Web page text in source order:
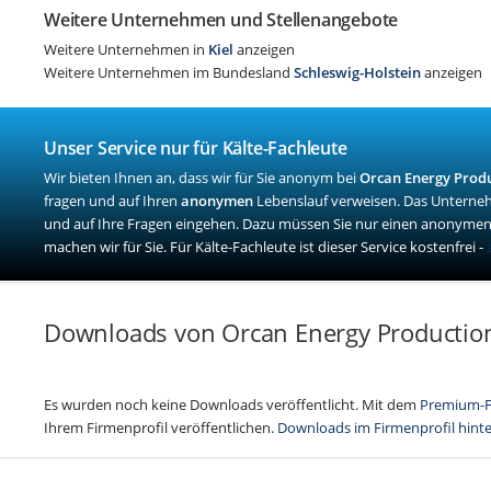
Weitere Unternehmen und Stellenangebote
Weitere Unternehmen in Kiel anzeigen
Weitere Unternehmen im Bundesland Schleswig-Holsteinanzeigen
Unser Service nur für Kälte-Fachleute
Wir bieten Ihnen an, dass wir für Sie anonym beiOrcan Energy
fragen und auf Ihren anonymen Lebenslauf verweisen. Das
und auf Ihre Fragen eingehen. Dazu müssen Sie nur einen
machen wir für Sie. Für Kälte-Fachleute ist dieser Service kostenfrei -
Downloads von Orcan Energy
Es wurden noch keine Downloads veröffentlicht. Mit dem Premium-
Ihrem Firmenprofil veröffentlichen. Downloads im Firmenprofil